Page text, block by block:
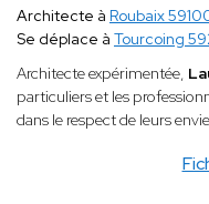
Architecte à Roubaix
Se déplace à Tourcoing
Architecte expérimentée,
particuliers et les
dans le respect de leurs